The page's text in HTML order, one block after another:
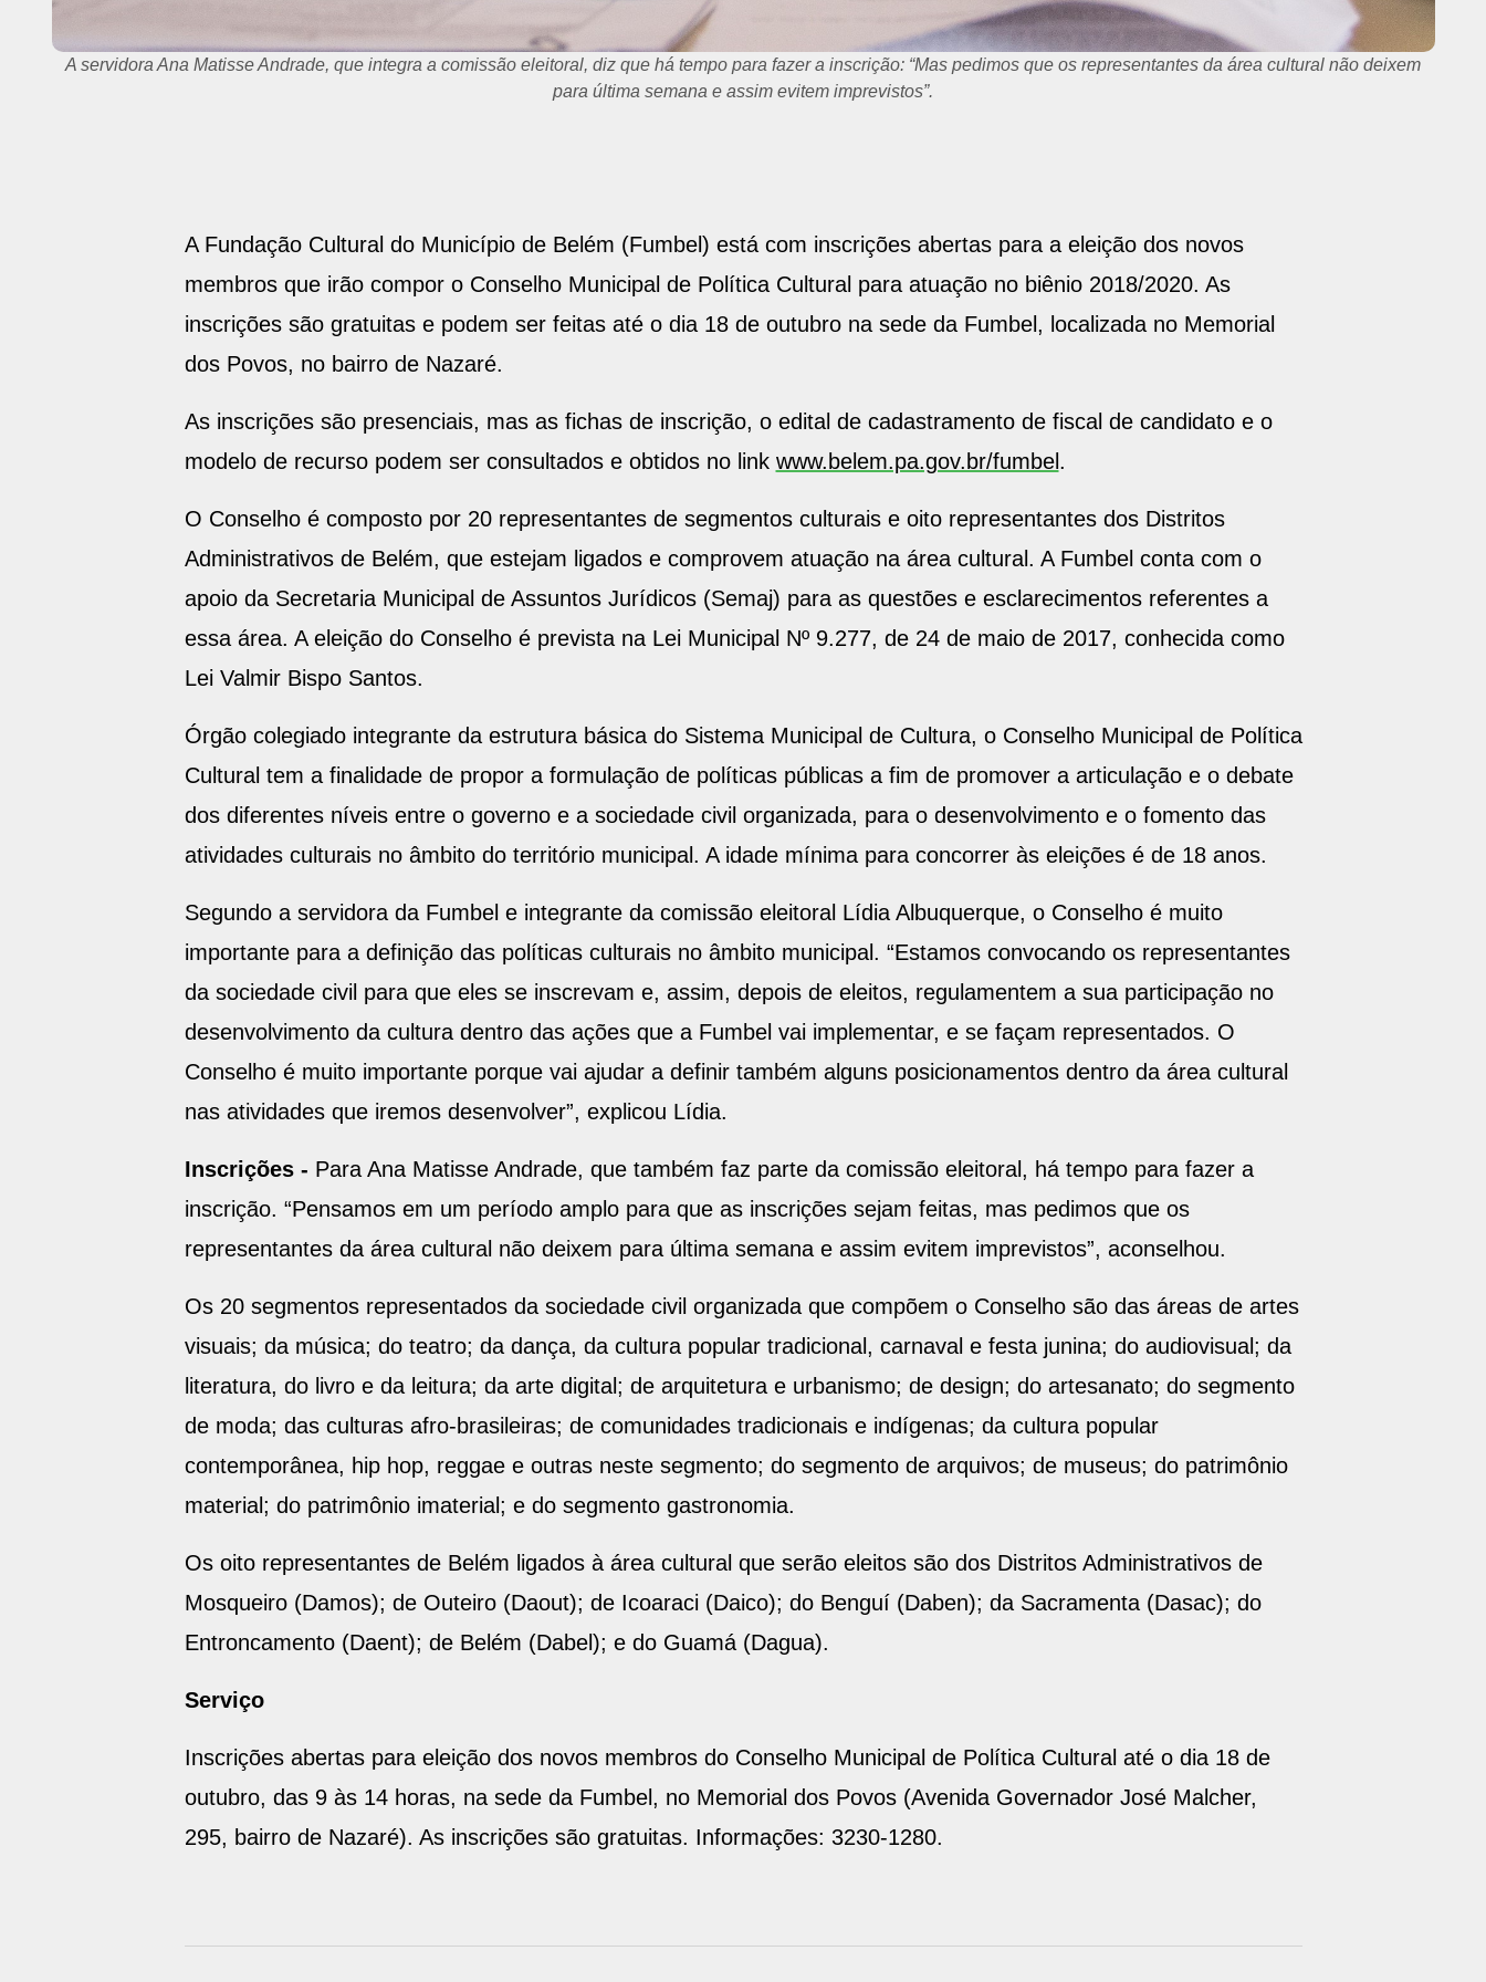
A servidora Ana Matisse Andrade, que integra a comissão eleitoral, diz que há tempo para fazer a inscrição: “Mas pedimos que os representantes da área cultural não deixem
para última semana e assim evitem imprevistos”.
A Fundação Cultural do Município de Belém (Fumbel) está com inscrições abertas para a eleição dos novos
membros que irão compor o Conselho Municipal de Política Cultural para atuação no biênio 2018/2020. As
inscrições são gratuitas e podem ser feitas até o dia 18 de outubro na sede da Fumbel, localizada no Memorial
dos Povos, no bairro de Nazaré.
As inscrições são presenciais, mas as fichas de inscrição, o edital de cadastramento de fiscal de candidato e o
modelo de recurso podem ser consultados e obtidos no link www.belem.pa.gov.br/fumbel .
O Conselho é composto por 20 representantes de segmentos culturais e oito representantes dos Distritos
Administrativos de Belém, que estejam ligados e comprovem atuação na área cultural. A Fumbel conta com o
apoio da Secretaria Municipal de Assuntos Jurídicos (Semaj) para as questões e esclarecimentos referentes a
essa área. A eleição do Conselho é prevista na Lei Municipal Nº 9.277, de 24 de maio de 2017, conhecida como
Lei Valmir Bispo Santos.
Órgão colegiado integrante da estrutura básica do Sistema Municipal de Cultura, o Conselho Municipal de Política
Cultural tem a finalidade de propor a formulação de políticas públicas a fim de promover a articulação e o debate
dos diferentes níveis entre o governo e a sociedade civil organizada, para o desenvolvimento e o fomento das
atividades culturais no âmbito do território municipal. A idade mínima para concorrer às eleições é de 18 anos.
Segundo a servidora da Fumbel e integrante da comissão eleitoral Lídia Albuquerque, o Conselho é muito
importante para a definição das políticas culturais no âmbito municipal. “Estamos convocando os representantes
da sociedade civil para que eles se inscrevam e, assim, depois de eleitos, regulamentem a sua participação no
desenvolvimento da cultura dentro das ações que a Fumbel vai implementar, e se façam representados. O
Conselho é muito importante porque vai ajudar a definir também alguns posicionamentos dentro da área cultural
nas atividades que iremos desenvolver”, explicou Lídia.
Inscrições - Para Ana Matisse Andrade, que também faz parte da comissão eleitoral, há tempo para fazer a
inscrição. “Pensamos em um período amplo para que as inscrições sejam feitas, mas pedimos que os
representantes da área cultural não deixem para última semana e assim evitem imprevistos”, aconselhou.
Os 20 segmentos representados da sociedade civil organizada que compõem o Conselho são das áreas de artes
visuais; da música; do teatro; da dança, da cultura popular tradicional, carnaval e festa junina; do audiovisual; da
literatura, do livro e da leitura; da arte digital; de arquitetura e urbanismo; de design; do artesanato; do segmento
de moda; das culturas afro-brasileiras; de comunidades tradicionais e indígenas; da cultura popular
contemporânea, hip hop, reggae e outras neste segmento; do segmento de arquivos; de museus; do patrimônio
material; do patrimônio imaterial; e do segmento gastronomia.
Os oito representantes de Belém ligados à área cultural que serão eleitos são dos Distritos Administrativos de
Mosqueiro (Damos); de Outeiro (Daout); de Icoaraci (Daico); do Benguí (Daben); da Sacramenta (Dasac); do
Entroncamento (Daent); de Belém (Dabel); e do Guamá (Dagua).
Serviço
Inscrições abertas para eleição dos novos membros do Conselho Municipal de Política Cultural até o dia 18 de
outubro, das 9 às 14 horas, na sede da Fumbel, no Memorial dos Povos (Avenida Governador José Malcher,
295, bairro de Nazaré). As inscrições são gratuitas. Informações: 3230-1280.